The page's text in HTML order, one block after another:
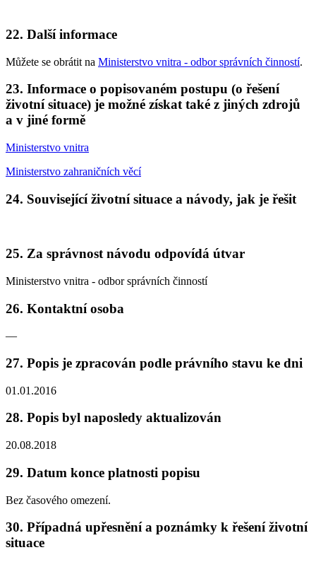
22. Další informace
Můžete se obrátit na Ministerstvo vnitra - odbor správních činností.
23. Informace o popisovaném postupu (o řešení
životní situace) je možné získat také z jiných zdrojů
a v jiné formě
Ministerstvo vnitra
Ministerstvo zahraničních věcí
24. Související životní situace a návody, jak je řešit
25. Za správnost návodu odpovídá útvar
Ministerstvo vnitra - odbor správních činností
26. Kontaktní osoba
—
27. Popis je zpracován podle právního stavu ke dni
01.01.2016
28. Popis byl naposledy aktualizován
20.08.2018
29. Datum konce platnosti popisu
Bez časového omezení.
30. Případná upřesnění a poznámky k řešení životní
situace